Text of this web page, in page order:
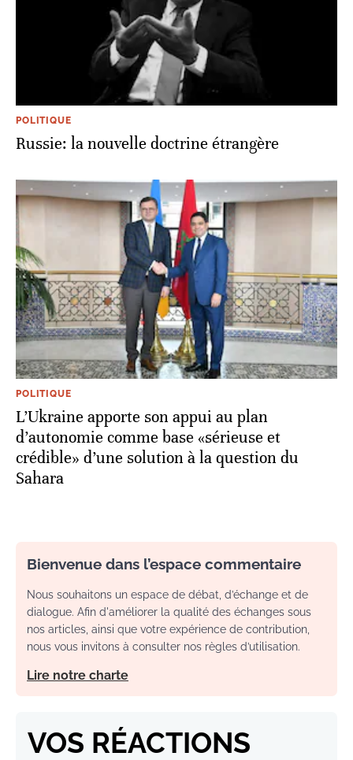
POLITIQUE
Russie: la nouvelle doctrine étrangère
POLITIQUE
L’Ukraine apporte son appui au plan
d’autonomie comme base «sérieuse et
crédible» d’une solution à la question du
Sahara
Bienvenue dans l’espace commentaire
Nous souhaitons un espace de débat, d’échange et de
dialogue. Afin d'améliorer la qualité des échanges sous
nos articles, ainsi que votre expérience de contribution,
nous vous invitons à consulter nos règles d’utilisation.
Lire notre charte
VOS RÉACTIONS